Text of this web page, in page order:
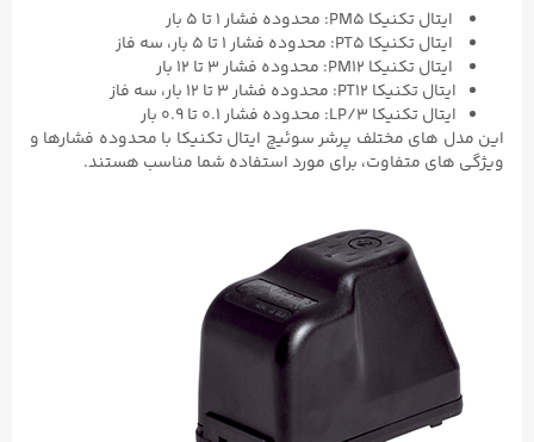
ایتال تکنیکا PM5: محدوده فشار ۱ تا ۵ بار
ایتال تکنیکا PT5: محدوده فشار ۱ تا ۵ بار، سه فاز
ایتال تکنیکا PM12: محدوده فشار ۳ تا ۱۲ بار
ایتال تکنیکا PT12: محدوده فشار ۳ تا ۱۲ بار، سه فاز
ایتال تکنیکا LP/۳: محدوده فشار ۰.۱ تا ۰.۹ بار
این مدل های مختلف پرشر سوئیچ ایتال تکنیکا با محدوده فشارها و
ویژگی های متفاوت، برای مورد استفاده شما مناسب هستند.